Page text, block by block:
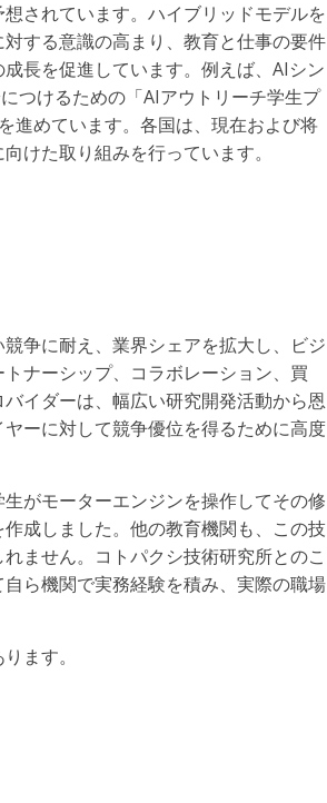
されています。ハイブリッドモデルを
する意識の高まり、教育と仕事の要件
長を促進しています。例えば、AIシン
つけるための「AIアウトリーチ学生プ
進めています。各国は、現在および将
けた取り組みを行っています。
争に耐え、業界シェアを拡大し、ビジ
ナーシップ、コラボレーション、買
イダーは、幅広い研究開発活動から恩
ーに対して競争優位を得るために高度
がモーターエンジンを操作してその修
成しました。他の教育機関も、この技
ません。コトパクシ技術研究所とのこ
ら機関で実務経験を積み、実際の職場
ます。